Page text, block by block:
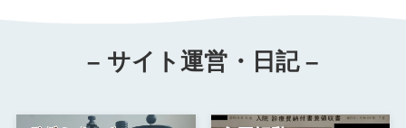
– サイト運営・日記 –